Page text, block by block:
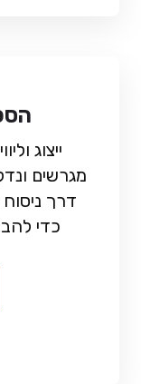
ייצוג
מגרשים
דרך
כדי